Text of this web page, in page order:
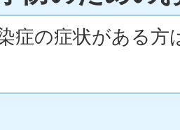
症の症状がある方